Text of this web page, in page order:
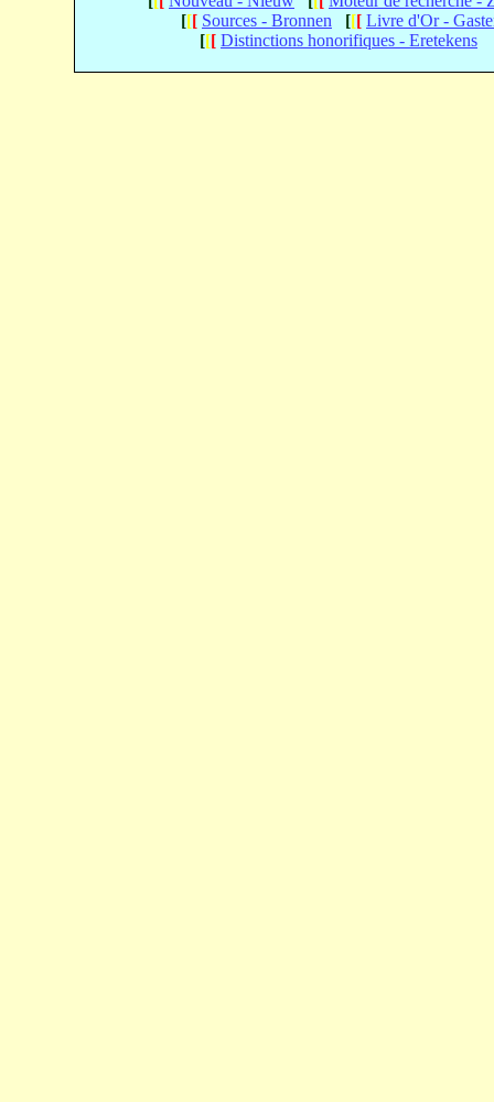
[[[ Sources - Bronnen [[[ Livre d'Or -
[[[ Distinctions honorifiques - Eretekens